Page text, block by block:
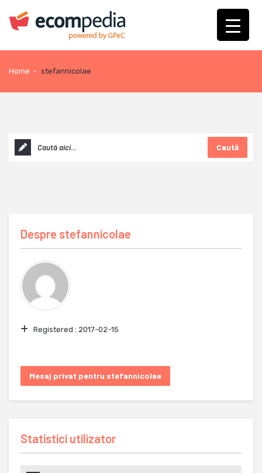
Home - stefannicolae
Caută
Despre stefannicolae
Registered : 2017-02-15
Mesaj privat pentru stefannicolae
Statistici utilizator